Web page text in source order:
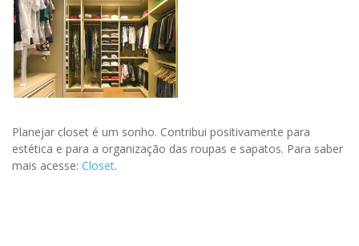
Planejar closet é um sonho. Contribui positivamente para
estética e para a organização das roupas e sapatos. Para saber
mais acesse: Closet.